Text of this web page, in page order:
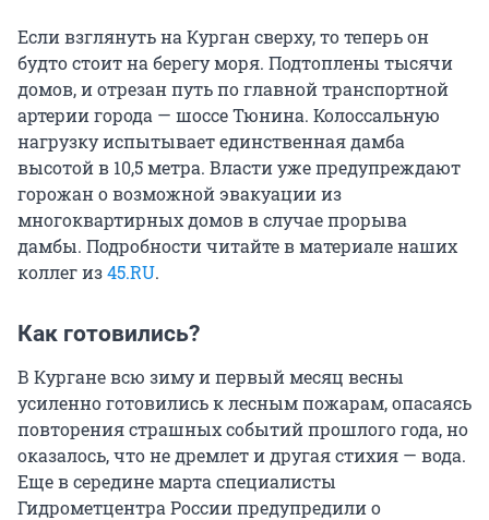
Если взглянуть на Курган сверху, то теперь он
будто стоит на берегу моря. Подтоплены тысячи
домов, и отрезан путь по главной транспортной
артерии города — шоссе Тюнина. Колоссальную
нагрузку испытывает единственная дамба
высотой в 10,5 метра. Власти уже предупреждают
горожан о возможной эвакуации из
многоквартирных домов в случае прорыва
дамбы. Подробности читайте в материале наших
коллег из45.RU.
Как готовились?
В Кургане всю зиму и первый месяц весны
усиленно готовились к лесным пожарам, опасаясь
повторения страшных событий прошлого года, но
оказалось, что не дремлет и другая стихия — вода.
Еще в середине марта специалисты
Гидрометцентра России предупредили о